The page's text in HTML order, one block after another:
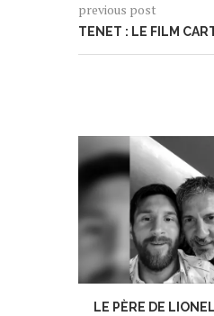
previous post
TENET : LE FILM
LE PÈRE DE